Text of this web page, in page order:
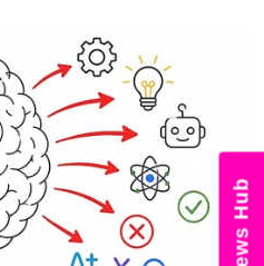
News Hub